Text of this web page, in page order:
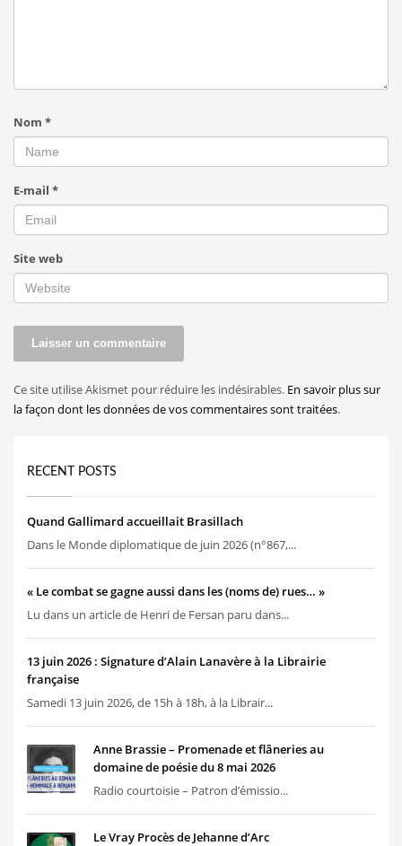
Nom *
E-mail *
Site web
Ce site utilise Akismet pour réduire les indésirables. En savoir plus sur
la façon dont les données de vos commentaires sont traitées.
RECENT POSTS
Quand Gallimard accueillait Brasillach
Dans le Monde diplomatique de juin 2026 (n°867,...
« Le combat se gagne aussi dans les (noms de) rues… »
Lu dans un article de Henri de Fersan paru dans...
13 juin 2026 : Signature d’Alain Lanavère à la Librairie
française
Samedi 13 juin 2026, de 15h à 18h, à la Librair...
Anne Brassie – Promenade et flâneries au
domaine de poésie du 8 mai 2026
Radio courtoisie – Patron d’émissio...
Le Vray Procès de Jehanne d’Arc